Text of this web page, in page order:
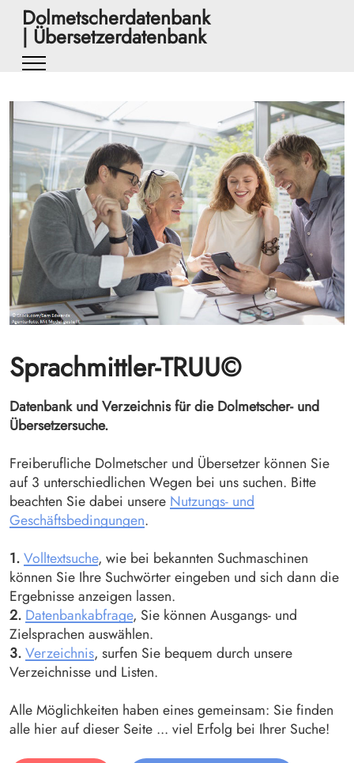
Dolmetscherdatenbank
| Übersetzerdatenbank
Sprachmittler-TRUU©
Datenbank und Verzeichnis für die Dolmetscher- und
Übersetzersuche.
Freiberufliche Dolmetscher und Übersetzer können Sie
auf 3 unterschiedlichen Wegen bei uns suchen. Bitte
beachten Sie dabei unsere Nutzungs- und
Geschäftsbedingungen.
1.Volltextsuche, wie bei bekannten Suchmaschinen
können Sie Ihre Suchwörter eingeben und sich dann die
Ergebnisse anzeigen lassen.
2. Datenbankabfrage, Sie können Ausgangs- und
Zielsprachen auswählen.
3.Verzeichnis, surfen Sie bequem durch unsere
Verzeichnisse und Listen.
Alle Möglichkeiten haben eines gemeinsam: Sie finden
alle hier auf dieser Seite ... viel Erfolg bei Ihrer Suche!